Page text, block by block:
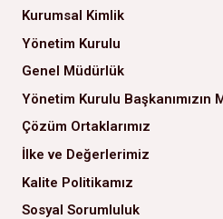
Kurumsal Kimlik
Yönetim Kurulu
Genel Müdürlük
Yönetim Kurulu Başkanımızın
Çözüm Ortaklarımız
İlke ve Değerlerimiz
Kalite Politikamız
Sosyal Sorumluluk